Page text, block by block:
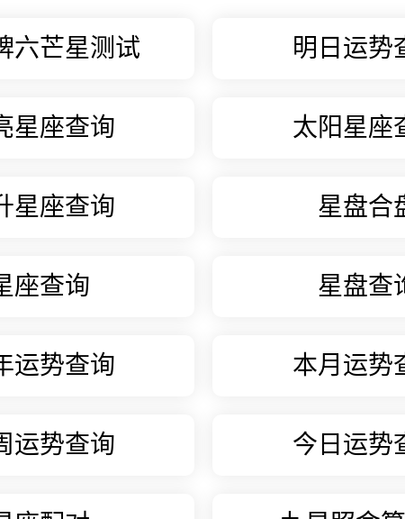
六芒星测试 明日运势
星座查询 太阳星座
星座查询 星盘合
座查询 星盘查
运势查询 本月运势
运势查询 今日运势